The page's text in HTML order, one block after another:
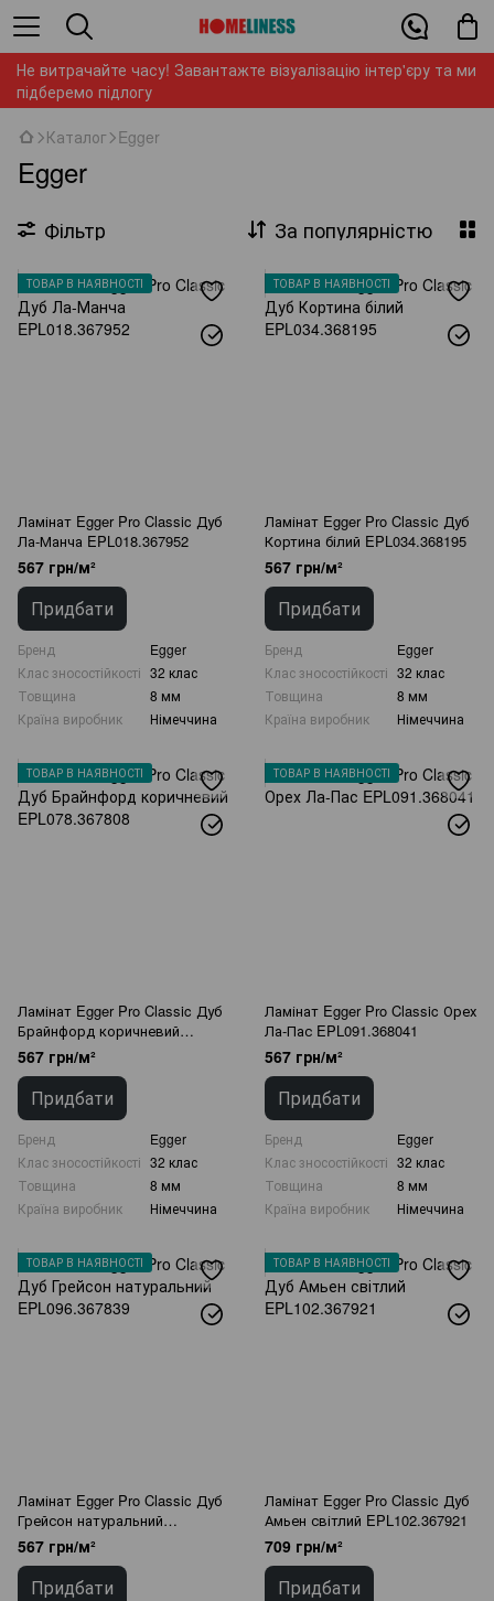
Не витрачайте часу! Завантажте візуалізацію інтер'єру та ми
підберемо підлогу
Каталог Egger
Egger
Фільтр За популярністю
ТОВАР В НАЯВНОСТІ
Ламінат Egger Pro Classic Дуб
Ла-Манча EPL018.367952
567 грн/м²
Придбати
Бренд
Egger
Клас зносостійкості 32 клас
Товщина
8 мм
Країна виробник
Німеччина
ТОВАР В НАЯВНОСТІ
Ламінат Egger Pro Classic Дуб
Кортина білий EPL034.368195
567 грн/м²
Придбати
Бренд
Egger
Клас зносостійкості 32 клас
Товщина
8 мм
Країна виробник
Німеччина
ТОВАР В НАЯВНОСТІ
Ламінат Egger Pro Classic Дуб
Брайнфорд коричневий
EPL078.367808
567 грн/м²
Придбати
Бренд
Egger
Клас зносостійкості 32 клас
Товщина
8 мм
Країна виробник
Німеччина
ТОВАР В НАЯВНОСТІ
Ламінат Egger Pro Classic Орех
Ла-Пас EPL091.368041
567 грн/м²
Придбати
Бренд
Egger
Клас зносостійкості 32 клас
Товщина
8 мм
Країна виробник
Німеччина
ТОВАР В НАЯВНОСТІ
Ламінат Egger Pro Classic Дуб
Грейсон натуральний
EPL096.367839
567 грн/м²
Придбати
ТОВАР В НАЯВНОСТІ
Ламінат Egger Pro Classic Дуб
Амьен світлий EPL102.367921
709 грн/м²
Придбати